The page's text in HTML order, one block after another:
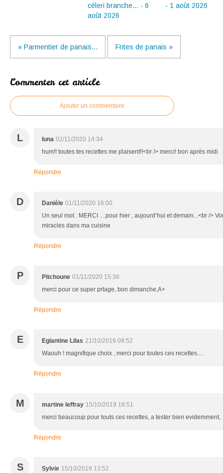
céleri branche... - 6
août 2026
- 1 août 2026
« Parmentier de panais... Frites de panais »
Commenter cet article
Ajouter un commentaire
L luna 02/11/2020 14:34
hum!! toutes tes recettes me plaisent!!<br /> merci! bon après midi
Répondre
D Danièle 01/11/2020 16:00
Un seul mot : MERCI ....pour hier , aujourd’hui et demain...<br />
miracles dans ma cuisine
Répondre
P Pitchoune 01/11/2020 15:36
merci pour ce super prtage, bon dimanche,A+
Répondre
E Eglantine Lilas 21/10/2019 09:52
Waouh ! magnifique choix , merci pour toutes ces recettes....
Répondre
M martine leffray 15/10/2019 18:51
merci beaucoup pour touts ces recettes, a tester bien evidemment,
Répondre
S Sylvie 15/10/2019 13:52